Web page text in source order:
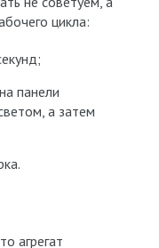
цикла:
панели
а затем
агрегат